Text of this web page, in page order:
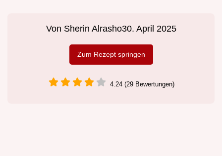
Von Sherin Alrasho30. April 2025
Zum Rezept springen
4.24 (29 Bewertungen)